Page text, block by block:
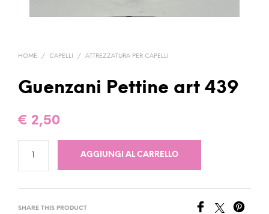
HOME / CAPELLI / ATTREZZATURA PER CAPELLI
Guenzani Pettine art 439
€ 2,50
AGGIUNGI AL CARRELLO
SHARE THIS PRODUCT